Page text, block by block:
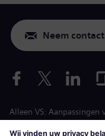
Neem
Alleen VS: Aanpassingen